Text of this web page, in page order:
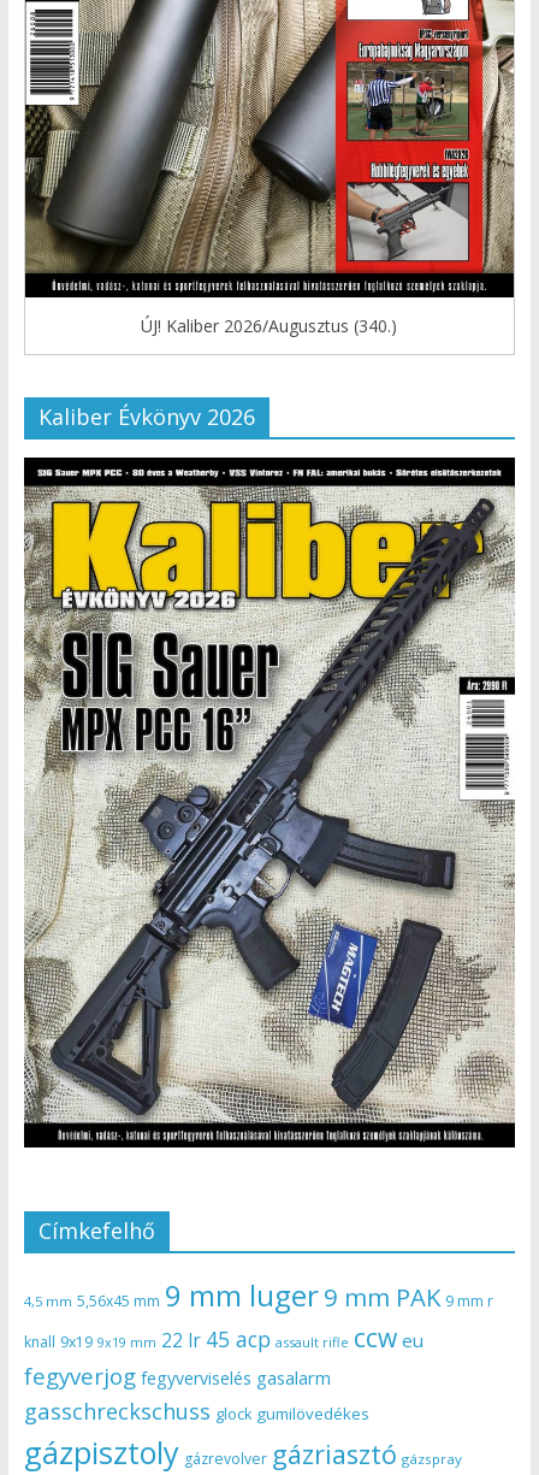
ÚJ! Kaliber 2026/Augusztus (340.)
Kaliber Évkönyv 2026
Címkefelhő
4,5 mm 5,56x45 mm 9 mm luger9 mm PAK 9 mm r
knall 9x19 9x19 mm 22 lr 45 acp assault rifle ccw eu
fegyverjog fegyverviselés gasalarm
gasschreckschuss glock gumilövedékes
gázpisztoly gázrevolver gázriasztó gázspray